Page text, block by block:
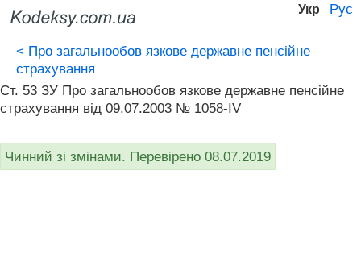
Укр Рус
< Про загальнообов язкове державне пенсійне
страхування
Ст. 53 ЗУ Про загальнообов язкове державне пенсійне
страхування від 09.07.2003 № 1058-IV
Чинний зі змінами. Перевірено 08.07.2019